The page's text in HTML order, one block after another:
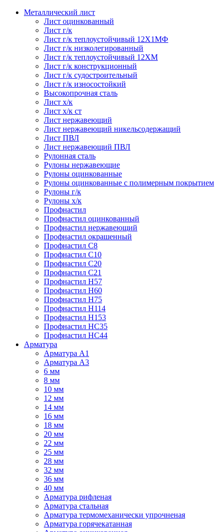
Металлический лист
Лист оцинкованный
Лист г/к
Лист г/к теплоустойчивый 12Х1МФ
Лист г/к низколегированный
Лист г/к теплоустойчивый 12ХМ
Лист г/к конструкционный
Лист г/к судостроительный
Лист г/к износостойкий
Высокопрочная сталь
Лист х/к
Лист х/к ст
Лист нержавеющий
Лист нержавеющий никельсодержащий
Лист ПВЛ
Лист нержавеющий ПВЛ
Рулонная сталь
Рулоны нержавеющие
Рулоны оцинкованные
Рулоны оцинкованные с полимерным покрытием
Рулоны г/к
Рулоны х/к
Профнастил
Профнастил оцинкованный
Профнастил нержавеющий
Профнастил окрашенный
Профнастил С8
Профнастил С10
Профнастил С20
Профнастил С21
Профнастил Н57
Профнастил Н60
Профнастил Н75
Профнастил Н114
Профнастил Н153
Профнастил НС35
Профнастил НС44
Арматура
Арматура А1
Арматура А3
6 мм
8 мм
10 мм
12 мм
14 мм
16 мм
18 мм
20 мм
22 мм
25 мм
28 мм
32 мм
36 мм
40 мм
Арматура рифленая
Арматура стальная
Арматура термомеханически упрочненая
Арматура горячекатанная